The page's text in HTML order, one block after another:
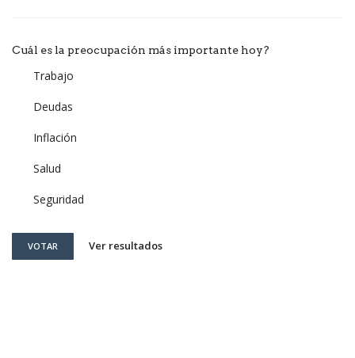
Cuál es la preocupación más importante hoy?
Trabajo
Deudas
Inflación
Salud
Seguridad
VOTAR Ver resultados